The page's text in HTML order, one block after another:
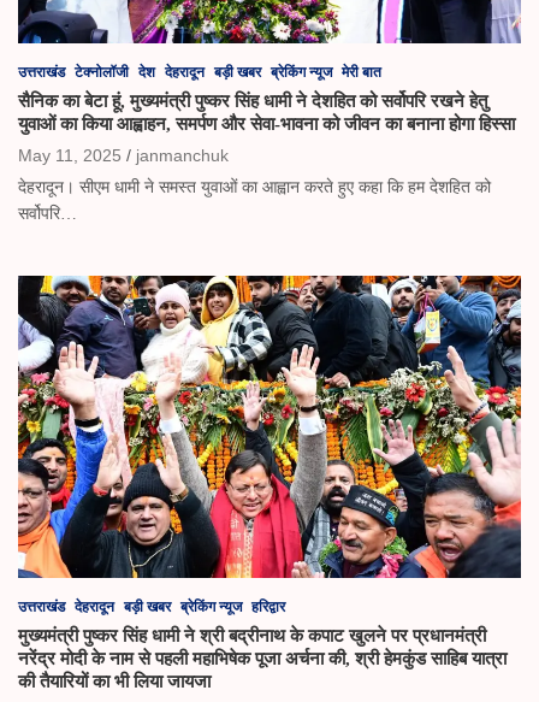
उत्तराखंड टेक्नोलॉजी देश देहरादून बड़ी खबर ब्रेकिंग न्यूज मेरी बात
सैनिक का बेटा हूं, मुख्यमंत्री पुष्कर सिंह धामी ने देशहित को सर्वोपरि रखने हेतु
युवाओं का किया आह्वाहन, समर्पण और सेवा-भावना को जीवन का बनाना होगा हिस्सा
May 11, 2025
janmanchuk
देहरादून। सीएम धामी ने समस्त युवाओं का आह्वान करते हुए कहा कि हम देशहित को
सर्वोपरि…
उत्तराखंड देहरादून बड़ी खबर ब्रेकिंग न्यूज हरिद्वार
मुख्यमंत्री पुष्कर सिंह धामी ने श्री बद्रीनाथ के कपाट खुलने पर प्रधानमंत्री
नरेंद्र मोदी के नाम से पहली महाभिषेक पूजा अर्चना की, श्री हेमकुंड साहिब यात्रा
की तैयारियों का ​भी लिया जायजा